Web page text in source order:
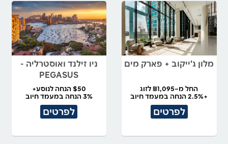
מלון ג'ייקוב + פארק מים
החל מ–₪1,095 לזוג
+2.5% הנחה במעמד חיוב
לפרטים
ניו זילנד ואוסטרליה -
PEGASUS
$50 הנחה לנוסע+
3% הנחה במעמד חיוב
לפרטים